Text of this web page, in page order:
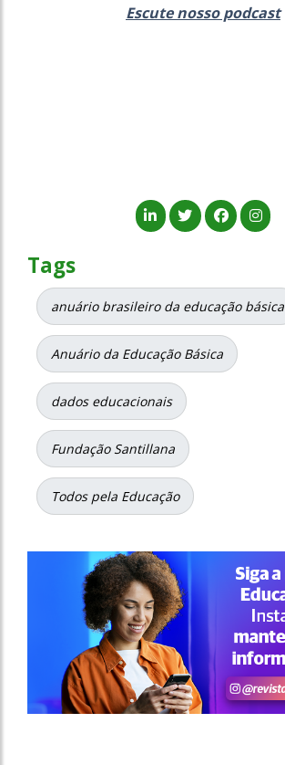
Escute nosso podcast
Tags
anuário brasileiro da educação básica
Anuário da Educação Básica
dados educacionais
Fundação Santillana
Todos pela Educação